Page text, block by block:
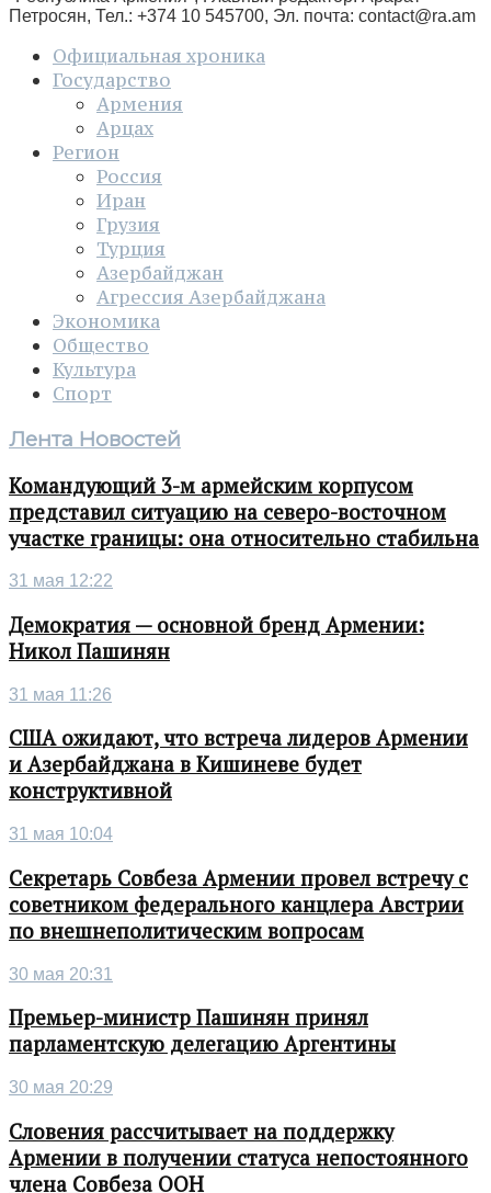
Петросян, Тел.: +374 10 545700, Эл. почта: contact@ra.am
Официальная хроника
Государство
Армения
Арцах
Регион
Россия
Иран
Грузия
Турция
Азербайджан
Агрессия Азербайджана
Экономика
Общество
Культура
Спорт
Лента Новостей
Командующий 3-м армейским корпусом
представил ситуацию на северо-восточном
участке границы: она относительно стабильна
31 мая 12:22
Демократия — основной бренд Армении:
Никол Пашинян
31 мая 11:26
США ожидают, что встреча лидеров Армении
и Азербайджана в Кишиневе будет
конструктивной
31 мая 10:04
Секретарь Совбеза Армении провел встречу с
советником федерального канцлера Австрии
по внешнеполитическим вопросам
30 мая 20:31
Премьер-министр Пашинян принял
парламентскую делегацию Аргентины
30 мая 20:29
Словения рассчитывает на поддержку
Армении в получении статуса непостоянного
члена Совбеза ООН